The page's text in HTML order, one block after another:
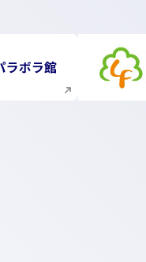
新規ウィンドウで開く